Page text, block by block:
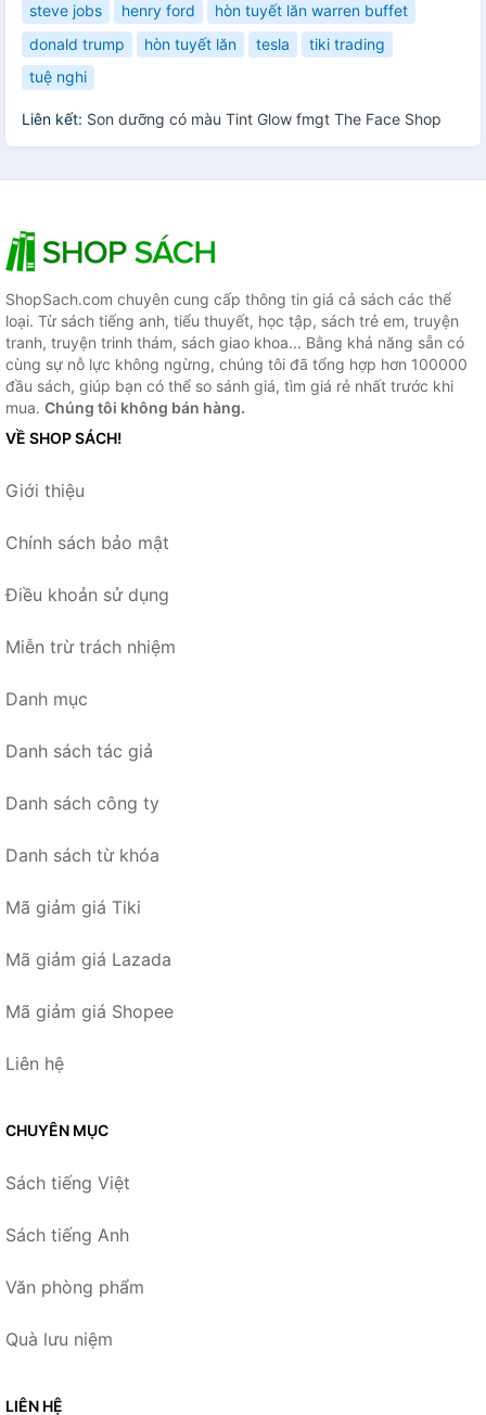
steve jobs
henry ford
hòn tuyết lăn warren buffet
donald trump
hòn tuyết lăn tesla
tiki trading
tuệ nghi
Liên kết: Son dưỡng có màu Tint Glow fmgt The Face Shop
ShopSach.com chuyên cung cấp thông tin giá cả sách các thể
loại. Từ sách tiếng anh, tiểu thuyết, học tập, sách trẻ em, truyện
tranh, truyện trinh thám, sách giao khoa... Bằng khả năng sẵn có
cùng sự nỗ lực không ngừng, chúng tôi đã tổng hợp hơn 100000
đầu sách, giúp bạn có thể so sánh giá, tìm giá rẻ nhất trước khi
mua. Chúng tôi không bán hàng.
VỀ SHOP SÁCH!
Giới thiệu
Chính sách bảo mật
Điều khoản sử dụng
Miễn trừ trách nhiệm
Danh mục
Danh sách tác giả
Danh sách công ty
Danh sách từ khóa
Mã giảm giá Tiki
Mã giảm giá Lazada
Mã giảm giá Shopee
Liên hệ
CHUYÊN MỤC
Sách tiếng Việt
Sách tiếng Anh
Văn phòng phẩm
Quà lưu niệm
LIÊN HỆ